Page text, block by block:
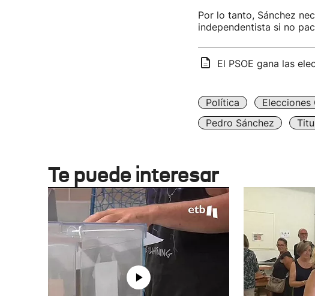
Por lo tanto, Sánchez
independentista si no
El PSOE gana las
Política Elecciones
Pedro Sánchez
Te puede interesar